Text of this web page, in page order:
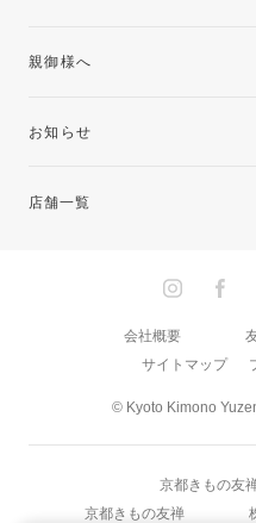
親御様へ
お知らせ
店舗一覧
© Kyoto Kimono
会社概要
サイトマップ
京都きもの友
京都きもの友禅